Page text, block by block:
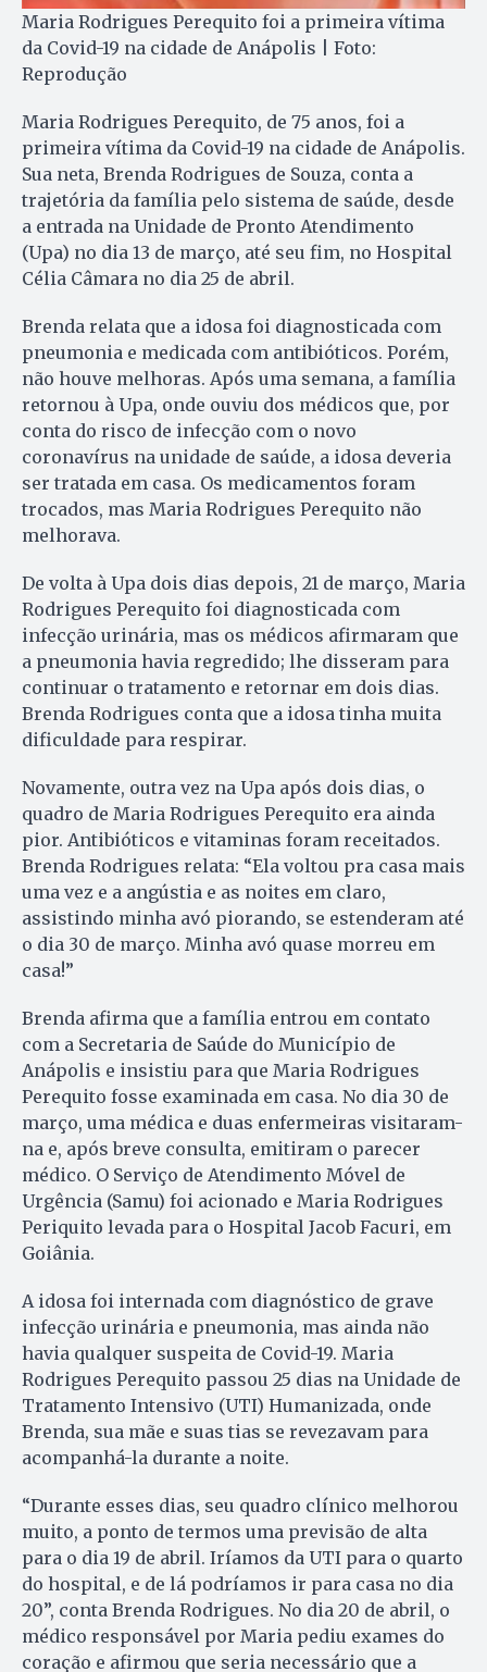
Maria Rodrigues Perequito foi a primeira vítima
da Covid-19 na cidade de Anápolis | Foto:
Reprodução
Maria Rodrigues Perequito, de 75 anos, foi a
primeira vítima da Covid-19 na cidade de Anápolis.
Sua neta, Brenda Rodrigues de Souza, conta a
trajetória da família pelo sistema de saúde, desde
a entrada na Unidade de Pronto Atendimento
(Upa) no dia 13 de março, até seu fim, no Hospital
Célia Câmara no dia 25 de abril.
Brenda relata que a idosa foi diagnosticada com
pneumonia e medicada com antibióticos. Porém,
não houve melhoras. Após uma semana, a família
retornou à Upa, onde ouviu dos médicos que, por
conta do risco de infecção com o novo
coronavírus na unidade de saúde, a idosa deveria
ser tratada em casa. Os medicamentos foram
trocados, mas Maria Rodrigues Perequito não
melhorava.
De volta à Upa dois dias depois, 21 de março, Maria
Rodrigues Perequito foi diagnosticada com
infecção urinária, mas os médicos afirmaram que
a pneumonia havia regredido; lhe disseram para
continuar o tratamento e retornar em dois dias.
Brenda Rodrigues conta que a idosa tinha muita
dificuldade para respirar.
Novamente, outra vez na Upa após dois dias, o
quadro de Maria Rodrigues Perequito era ainda
pior. Antibióticos e vitaminas foram receitados.
Brenda Rodrigues relata: “Ela voltou pra casa mais
uma vez e a angústia e as noites em claro,
assistindo minha avó piorando, se estenderam até
o dia 30 de março. Minha avó quase morreu em
casa!”
Brenda afirma que a família entrou em contato
com a Secretaria de Saúde do Município de
Anápolis e insistiu para que Maria Rodrigues
Perequito fosse examinada em casa. No dia 30 de
março, uma médica e duas enfermeiras visitaram-
na e, após breve consulta, emitiram o parecer
médico. O Serviço de Atendimento Móvel de
Urgência (Samu) foi acionado e Maria Rodrigues
Periquito levada para o Hospital Jacob Facuri, em
Goiânia.
A idosa foi internada com diagnóstico de grave
infecção urinária e pneumonia, mas ainda não
havia qualquer suspeita de Covid-19. Maria
Rodrigues Perequito passou 25 dias na Unidade de
Tratamento Intensivo (UTI) Humanizada, onde
Brenda, sua mãe e suas tias se revezavam para
acompanhá-la durante a noite.
“Durante esses dias, seu quadro clínico melhorou
muito, a ponto de termos uma previsão de alta
para o dia 19 de abril. Iríamos da UTI para o quarto
do hospital, e de lá podríamos ir para casa no dia
20”, conta Brenda Rodrigues. No dia 20 de abril, o
médico responsável por Maria pediu exames do
coração e afirmou que seria necessário que a